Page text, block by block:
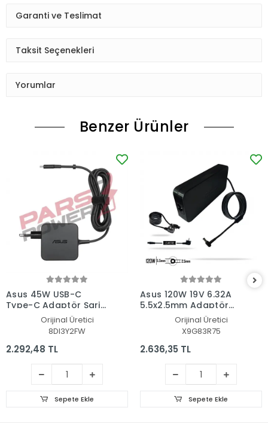
Garanti ve Teslimat
Taksit Seçenekleri
Yorumlar
Benzer Ürünler
Asus 45W USB-C
Type-C Adaptör Şarj
Aleti-CihazıOrijinal Üretici
8DI3Y2FW
2.292,48 TL
Sepete Ekle
Asus 120W 19V 6.32A
5.5x2.5mm Adaptör
Şarj Aleti-Cihazı
Orijinal Üretici
X9G83R75
2.636,35 TL
Sepete Ekle